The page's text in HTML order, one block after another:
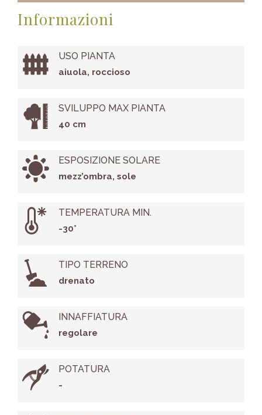
Informazioni
USO PIANTA
aiuola, roccioso
SVILUPPO MAX PIANTA
40 cm
ESPOSIZIONE SOLARE
mezz’ombra, sole
TEMPERATURA MIN.
-30°
TIPO TERRENO
drenato
INNAFFIATURA
regolare
POTATURA
-